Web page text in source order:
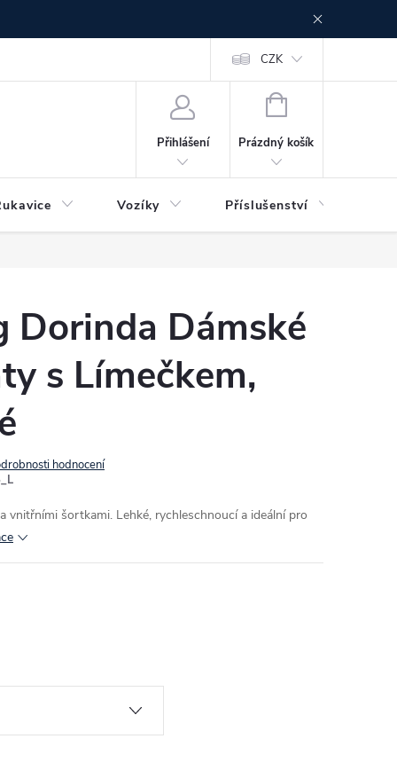
CZK
Přihlášení
NÁKUPNÍ
Prázdný košík
Vozíky Příslušenství
Dorinda Dámské
s Límečkem,
hodnocení
vnitřními šortkami. Lehké, rychleschnoucí a ideální pro